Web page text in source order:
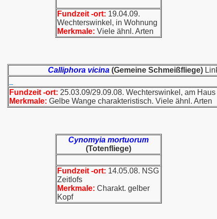
Fundzeit -ort: 19.04.09.
Wechterswinkel, in Wohnung
Merkmale: Viele ähnl. Arten
Calliphora vicina (Gemeine Schmeißfliege)
Fundzeit -ort: 25.03.09/29.09.08. Wechterswinkel, am Haus
Merkmale: Gelbe Wange charakteristisch. Viele ähnl. Arten
Cynomyia mortuorum
(Totenfliege)
Fundzeit -ort: 14.05.08. NSG
Zeitlofs
Merkmale: Charakt. gelber
Kopf